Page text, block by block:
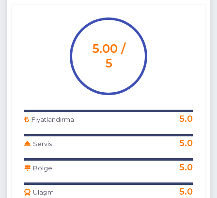
5.00 /
5
Fiyatlandırma 5.0
Servis 5.0
Bölge 5.0
Ulaşım 5.0